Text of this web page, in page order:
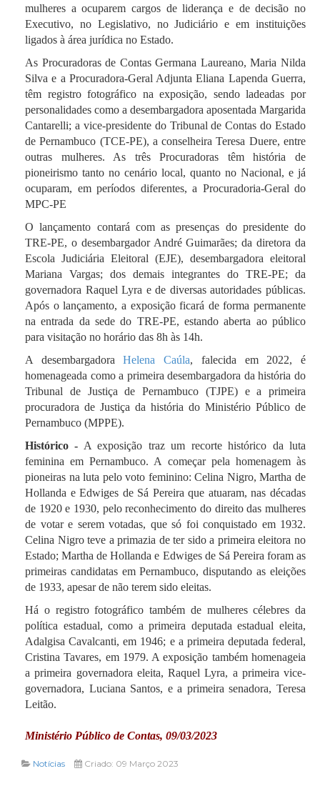
mulheres a ocuparem cargos de liderança e de decisão no
Executivo, no Legislativo, no Judiciário e em instituições
ligados à área jurídica no Estado.
As Procuradoras de Contas Germana Laureano, Maria Nilda
Silva e a Procuradora-Geral Adjunta Eliana Lapenda Guerra,
têm registro fotográfico na exposição, sendo ladeadas por
personalidades como a desembargadora aposentada Margarida
Cantarelli; a vice-presidente do Tribunal de Contas do Estado
de Pernambuco (TCE-PE), a conselheira Teresa Duere, entre
outras mulheres. As três Procuradoras têm história de
pioneirismo tanto no cenário local, quanto no Nacional, e já
ocuparam, em períodos diferentes, a Procuradoria-Geral do
MPC-PE
O lançamento contará com as presenças do presidente do
TRE-PE, o desembargador André Guimarães; da diretora da
Escola Judiciária Eleitoral (EJE), desembargadora eleitoral
Mariana Vargas; dos demais integrantes do TRE-PE; da
governadora Raquel Lyra e de diversas autoridades públicas.
Após o lançamento, a exposição ficará de forma permanente
na entrada da sede do TRE-PE, estando aberta ao público
para visitação no horário das 8h às 14h.
A desembargadoraHelena Caúla, falecida em 2022, é
homenageada como a primeira desembargadora da história do
Tribunal de Justiça de Pernambuco (TJPE) e a primeira
procuradora de Justiça da história do Ministério Público de
Pernambuco (MPPE).
Histórico - A exposição traz um recorte histórico da luta
feminina em Pernambuco. A começar pela homenagem às
pioneiras na luta pelo voto feminino: Celina Nigro, Martha de
Hollanda e Edwiges de Sá Pereira que atuaram, nas décadas
de 1920 e 1930, pelo reconhecimento do direito das mulheres
de votar e serem votadas, que só foi conquistado em 1932.
Celina Nigro teve a primazia de ter sido a primeira eleitora no
Estado; Martha de Hollanda e Edwiges de Sá Pereira foram as
primeiras candidatas em Pernambuco, disputando as eleições
de 1933, apesar de não terem sido eleitas.
Há o registro fotográfico também de mulheres célebres da
política estadual, como a primeira deputada estadual eleita,
Adalgisa Cavalcanti, em 1946; e a primeira deputada federal,
Cristina Tavares, em 1979. A exposição também homenageia
a primeira governadora eleita, Raquel Lyra, a primeira vice-
governadora, Luciana Santos, e a primeira senadora, Teresa
Leitão.
Ministério Público de Contas, 09/03/2023
Notícias Criado: 09 Março 2023